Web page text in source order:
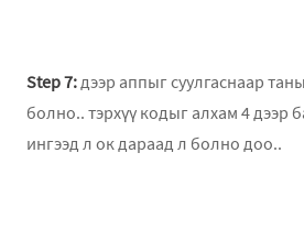
Step 7: дээр аппыг суулгаснаар
болно.. тэрхүү кодыг алхам 4 дээр
ингээд л ок дараад л болно доо..